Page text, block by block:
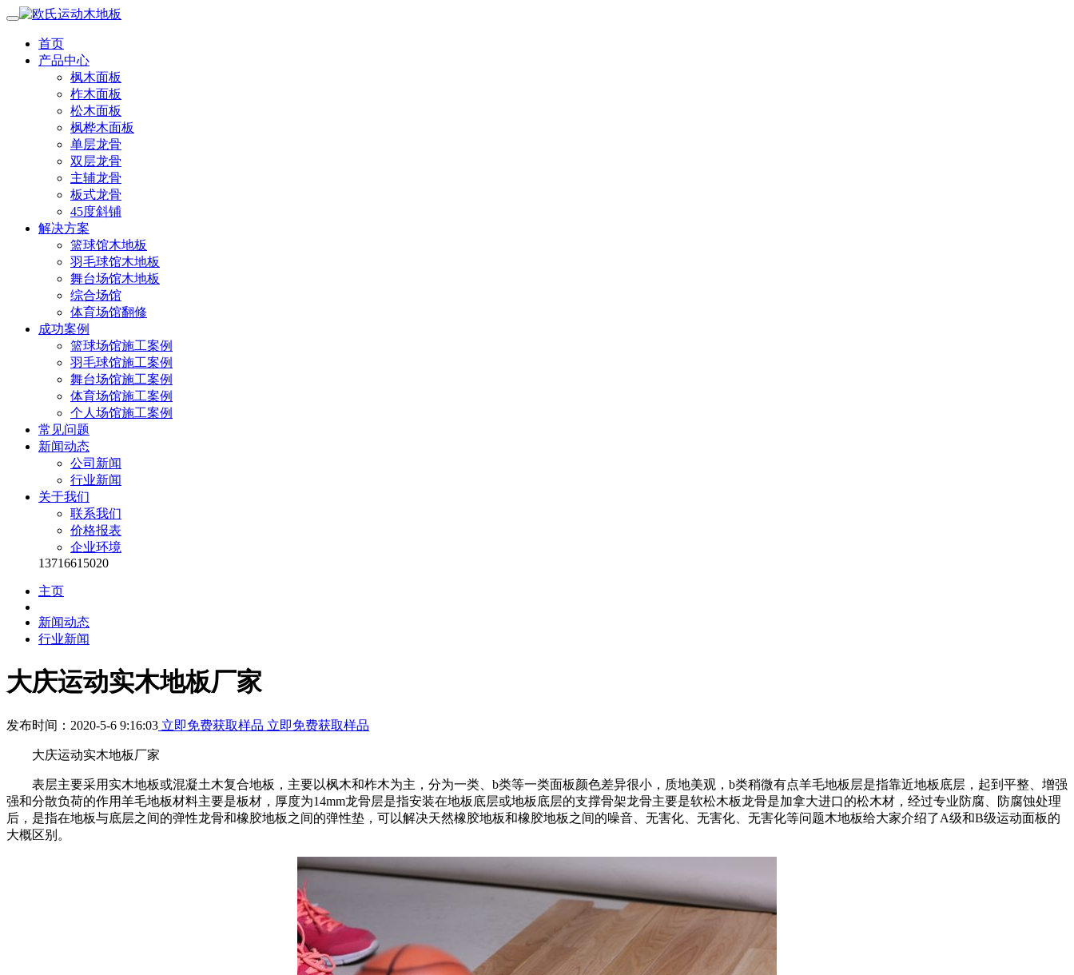
首页
产品中心
枫木面板
柞木面板
松木面板
枫桦木面板
单层龙骨
双层龙骨
主辅龙骨
板式龙骨
45度斜铺
解决方案
篮球馆木地板
羽毛球馆木地板
舞台场馆木地板
综合场馆
体育场馆翻修
成功案例
篮球场馆施工案例
羽毛球馆施工案例
舞台场馆施工案例
体育场馆施工案例
个人场馆施工案例
常见问题
新闻动态
公司新闻
行业新闻
关于我们
联系我们
价格报表
企业环境
13716615020
主页
新闻动态
行业新闻
大庆运动实木地板厂家
发布时间：2020-5-6 9:16:03 立即免费获取样品 立即免费获取样品
大庆运动实木地板厂家
表层主要采用实木地板或混凝土木复合地板，主要以枫木和柞木为主，分为一类、b类等一类面板颜色差异很小，质地美观，b类稍微有点羊毛地板层是指靠近地板底层，起到平整、增强
强和分散负荷的作用羊毛地板材料主要是板材，厚度为14mm龙骨层是指安装在地板底层或地板底层的支撑骨架龙骨主要是软松木板龙骨是加拿大进口的松木材，经过专业防腐、防腐蚀处理
后，是指在地板与底层之间的弹性龙骨和橡胶地板之间的弹性垫，可以解决天然橡胶地板和橡胶地板之间的噪音、无害化、无害化、无害化等问题木地板给大家介绍了A级和B级运动面板的
大概区别。